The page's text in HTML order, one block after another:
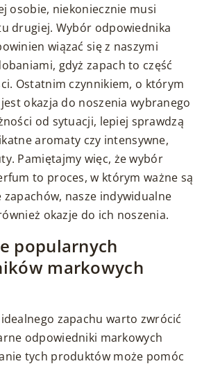
osobie, niekoniecznie musi
drugiej. Wybór odpowiednika
wiązać się z naszymi
gdyż zapach to część
Ostatnim czynnikiem, o którym
okazja do noszenia wybranego
od sytuacji, lepiej sprawdzą
aromaty czy intensywne,
Pamiętajmy więc, że wybór
to proces, w którym ważne są
nasze indywidualne
okazje do ich noszenia.
popularnych
markowych
zapachu warto zwrócić
odpowiedniki markowych
tych produktów może pomóc